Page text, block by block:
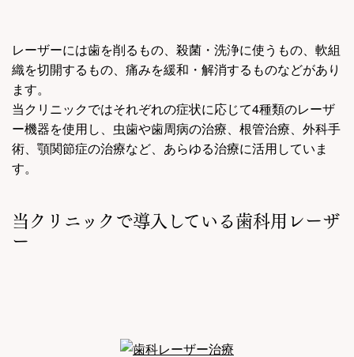
レーザーには歯を削るもの、殺菌・洗浄に使うもの、軟組
織を切開するもの、痛みを緩和・解消するものなどがあり
ます。
当クリニックではそれぞれの症状に応じて4種類のレーザ
ー機器を使用し、虫歯や歯周病の治療、根管治療、外科手
術、顎関節症の治療など、あらゆる治療に活用していま
す。
当クリニックで導入している歯科用レーザ
ー